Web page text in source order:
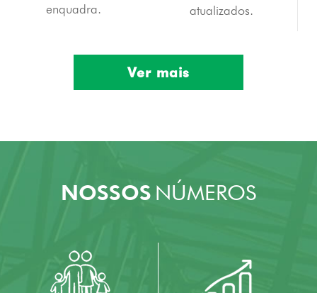
enquadra.
atualizados.
Ver mais
NOSSOS NÚMEROS